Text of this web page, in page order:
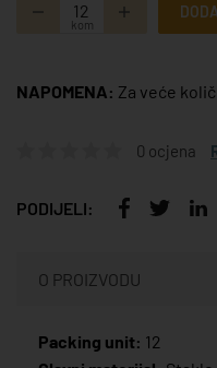
kom
NAPOMENA: Za veće
0 ocjena
PODIJELI:
O PROIZVODU
Packing unit: 12